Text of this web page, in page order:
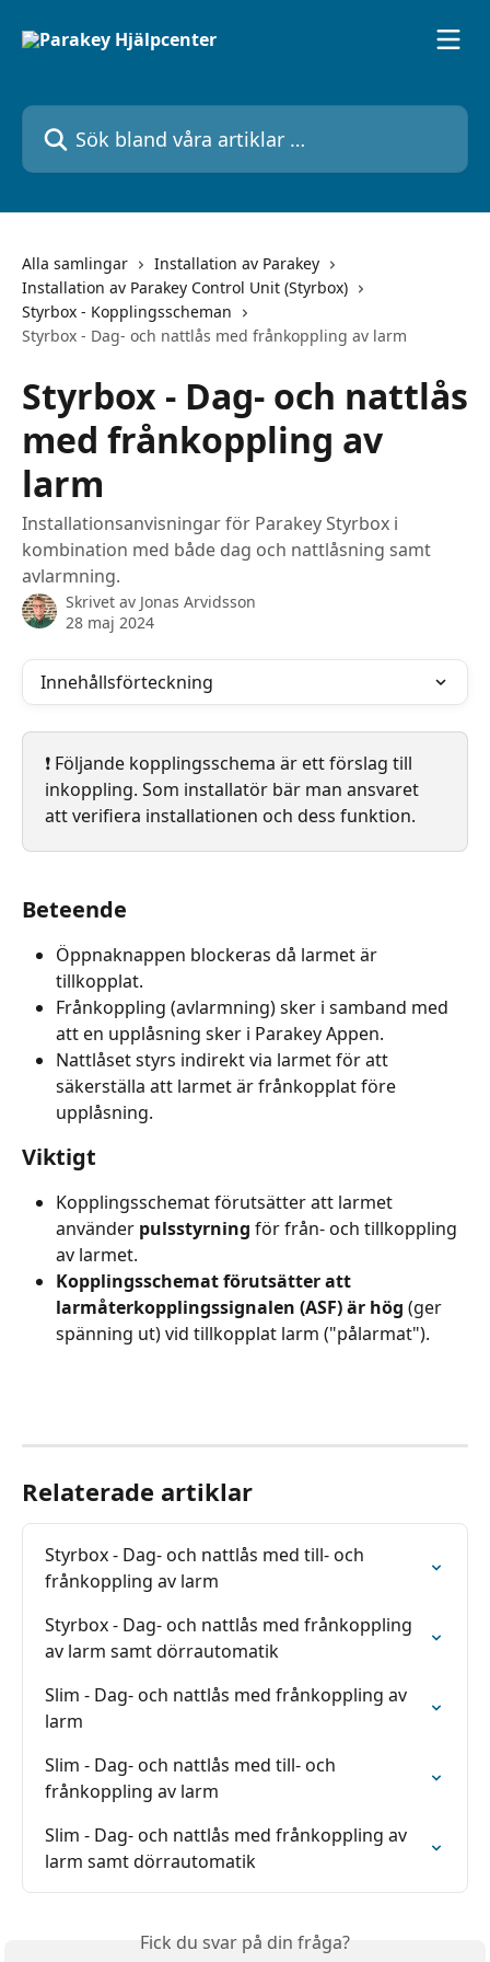
Sök bland våra artiklar …
Alla samlingar
Installation av Parakey
Installation av Parakey Control Unit (Styrbox)
Styrbox - Kopplingsscheman
Styrbox - Dag- och nattlås med frånkoppling av larm
Styrbox - Dag- och nattlås
med frånkoppling av
larm
Installationsanvisningar för Parakey Styrbox i
kombination med både dag och nattlåsning samt
avlarmning.
Skrivet av Jonas Arvidsson
28 maj 2024
Innehållsförteckning
❗️ Följande kopplingsschema är ett förslag till
inkoppling. Som installatör bär man ansvaret
att verifiera installationen och dess funktion.
Beteende
Öppnaknappen blockeras då larmet är
tillkopplat.
Frånkoppling (avlarmning) sker i samband med
att en upplåsning sker i Parakey Appen.
Nattlåset styrs indirekt via larmet för att
säkerställa att larmet är frånkopplat före
upplåsning.
Viktigt
Kopplingsschemat förutsätter att larmet
använder pulsstyrning för från- och tillkoppling
av larmet.
Kopplingsschemat förutsätter att
larmåterkopplingssignalen (ASF) är hög (ger
spänning ut) vid tillkopplat larm ("pålarmat").
Relaterade artiklar
Styrbox - Dag- och nattlås med till- och
frånkoppling av larm
Styrbox - Dag- och nattlås med frånkoppling
av larm samt dörrautomatik
Slim - Dag- och nattlås med frånkoppling av
larm
Slim - Dag- och nattlås med till- och
frånkoppling av larm
Slim - Dag- och nattlås med frånkoppling av
larm samt dörrautomatik
Fick du svar på din fråga?